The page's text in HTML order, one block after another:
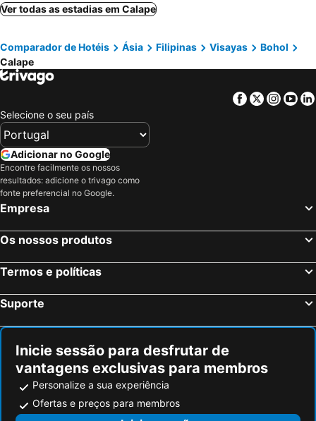
Balamban, Visayas Hotéis
Iloilo City, Visayas Hotéis
Bacolod City, Visayas Hotéis
Nueva Valencia, Visayas Hotéis
Roxas City, Visayas Hotéis
El Nido, Visayas Hotéis
Coron, Visayas Hotéis
Balabag, Visayas Hotéis
Panglao, Visayas Hotéis
Lapu-Lapu, Visayas Hotéis
Malay, Visayas Hotéis
Ver todas as estadias em Calape
Comparador de Hotéis Ásia Filipinas Visayas
Bohol
Calape
Facebook
Twitter
Selecione o seu país
Adicionar no Google
Encontre facilmente os nossos
resultados: adicione o trivago como
fonte preferencial no Google.
Empresa
Os nossos produtos
Termos e políticas
Suporte
Inicie sessão para desfrutar de
vantagens exclusivas para membros
Personalize a sua experiência
Ofertas e preços para membros